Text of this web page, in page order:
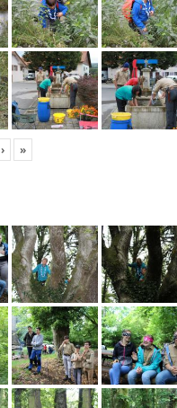
› »